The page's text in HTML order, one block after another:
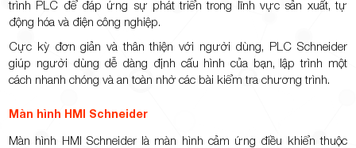
trình PLC để đáp ứng sự phát triển trong lĩnh vực sản xuất, tự
động hóa và điện công nghiệp.
Cực kỳ đơn giản và thân thiện với người dùng, PLC Schneider
giúp người dùng dễ dàng định cấu hình của bạn, lập trình một
cách nhanh chóng và an toàn nhờ các bài kiểm tra chương trình.
Màn hình HMI Schneider
Màn hình HMI Schneider là màn hình cảm ứng điều khiển thuộc